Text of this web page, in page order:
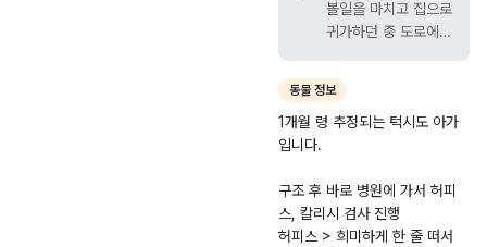
볼일을 마치고 집으로
귀가하던 중 도로에
이 움직이자 놀라서
인도로 급하게 달려온
아이에게 조심히 다가
가온지도 모르더라구
요. 저는 당연히 아가
냥이니까 하악질 하거
동물 정보
1개월 령 추정되는 턱시도 아가
입니다.
구조 후 바로 병원에 가서 허피
스, 칼리시 검사 진행
허피스 > 희미하게 한 줄 떠서